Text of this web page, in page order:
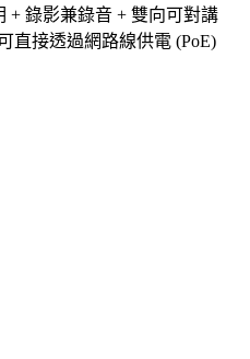
+ 錄影兼錄音 + 雙向可對講
直接透過網路線供電 (PoE)